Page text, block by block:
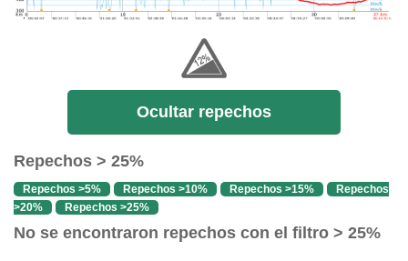
Ocultar repechos
Repechos > 25%
Repechos >5% Repechos >10% Repechos >15%
Repechos
>20%
Repechos >25%
No se encontraron repechos con el filtro > 25%